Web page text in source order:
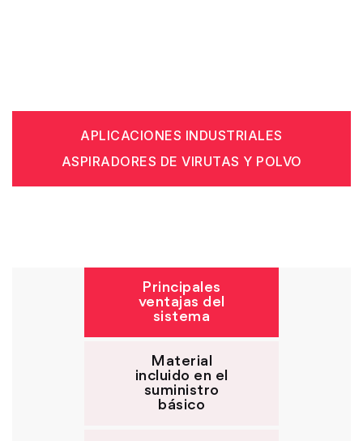
APLICACIONES INDUSTRIALES
ASPIRADORES DE VIRUTAS Y POLVO
Principales
ventajas del
sistema
Material
incluido en el
suministro
básico